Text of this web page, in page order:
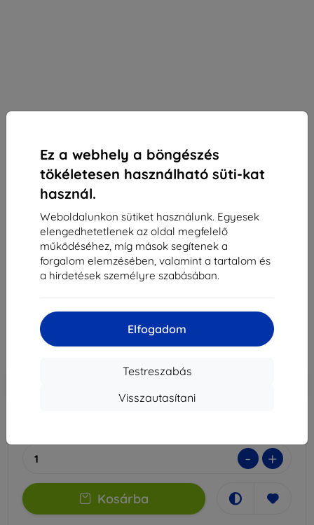
Ez a webhely a böngészés
tökéletesen használható süti-kat
használ.
Weboldalunkon sütiket használunk. Egyesek
elengedhetetlenek az oldal megfelelő
működéséhez, míg mások segítenek a
forgalom elemzésében, valamint a tartalom és
a hirdetések személyre szabásában.
Elfogadom
Testreszabás
Visszautasítani
3mk Paper Feeling védőfólia Onyx Boox Note Air 3
/ Air 3C / Air 4C-hez
Alkalmas: Onyx Boox Note Air 3
Onyx Boox Note Air 3C
Onyx Boox Note Air 4C
7 641 Ft
Ár ÁFA nelkül6 016 Ft
- +
Kosárba